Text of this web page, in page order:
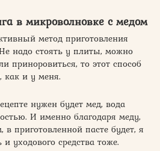
в микроволновке с медом
метод приготовления
надо стоять у плиты, можно
приноровиться, то этот способ
как и у меня.
нужен будет мед, вода
И именно благодаря меду,
приготовленной пасте будет, я
уходового средства тоже.